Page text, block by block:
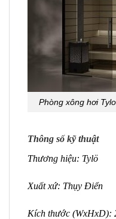
Phòng xông hơi
Thông số kỹ thuật
Thương hiệu: Tylö
Xuất xứ: Thụy Điển
Kích thước (WxHxD):